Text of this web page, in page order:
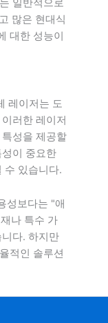
일반적으로
많은 현대식
대한 성능이
레이저는 도
러한 레이저
성을 제공할
이 중요한
수 있습니다.
성보다는 "애
나 특수 가
다. 하지만
적인 솔루션